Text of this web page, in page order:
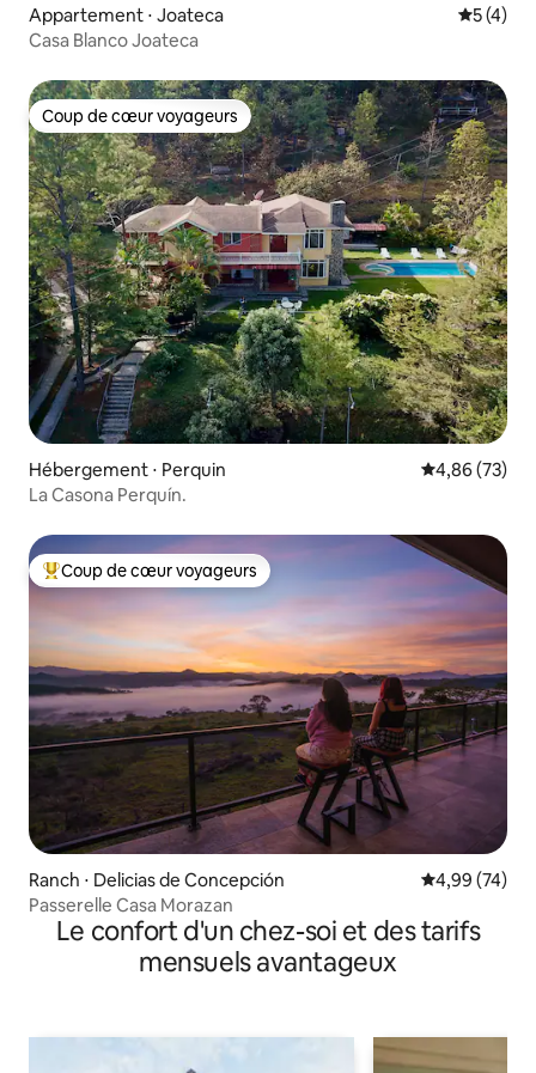
Appartement ⋅ Joateca
5 (4)
Casa Blanco Joateca
Coup de cœur voyageurs
Coup de cœur voyageurs
Hébergement ⋅ Perquin Évaluation
4,86 (73)
La Casona Perquín.
Coups de cœur voyageurs les plus appréciés
Coup de cœur voyageurs
Ranch ⋅ Delicias de Concepción Évaluation
4,99 (74)
Passerelle Casa Morazan
Le confort d'un chez-soi et des tarifs
mensuels avantageux